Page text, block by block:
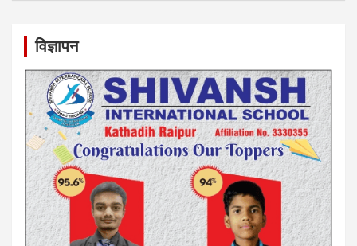
विज्ञापन